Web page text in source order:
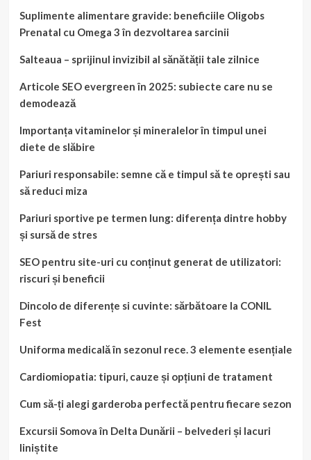
Suplimente alimentare gravide: beneficiile Oligobs
Prenatal cu Omega 3 în dezvoltarea sarcinii
Salteaua – sprijinul invizibil al sănătății tale zilnice
Articole SEO evergreen în 2025: subiecte care nu se
demodează
Importanța vitaminelor și mineralelor în timpul unei
diete de slăbire
Pariuri responsabile: semne că e timpul să te oprești sau
să reduci miza
Pariuri sportive pe termen lung: diferența dintre hobby
și sursă de stres
SEO pentru site-uri cu conținut generat de utilizatori:
riscuri și beneficii
Dincolo de diferențe si cuvinte: sărbătoare la CONIL
Fest
Uniforma medicală în sezonul rece. 3 elemente esențiale
Cardiomiopatia: tipuri, cauze și opțiuni de tratament
Cum să-ți alegi garderoba perfectă pentru fiecare sezon
Excursii Somova în Delta Dunării – belvederi și lacuri
liniștite